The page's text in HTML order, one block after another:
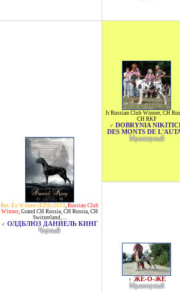
Res. Eu Winner (EDS) 2013, Russian Club
Winner, Grand CH Russia, CH Russia, CH
Switzerland, ...
♂ ОЛДБЛЮЗ ДАНИЕЛЬ КИНГ
Черный
Jr Russian Club Winner, CH
CH RKF
♂ DOBRYNIA
DES MONTS DE
Мраморный
♀ ЖЕ-О-ЖЕ
Мраморный